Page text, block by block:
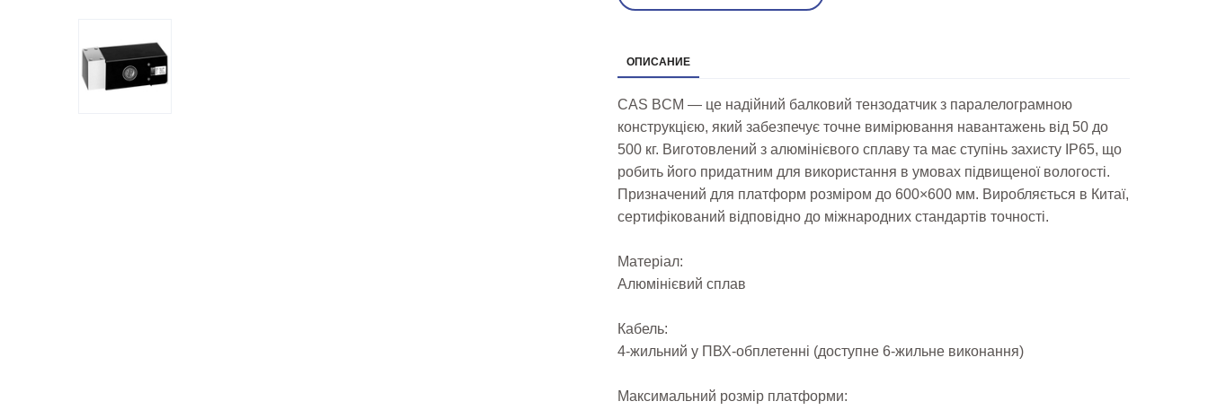
ОПИСАНИЕ
CAS BCM — це надійний балковий тензодатчик з паралелограмною
конструкцією, який забезпечує точне вимірювання навантажень від 50 до
500 кг. Виготовлений з алюмінієвого сплаву та має ступінь захисту IP65, що
робить його придатним для використання в умовах підвищеної вологості.
Призначений для платформ розміром до 600×600 мм. Виробляється в Китаї,
сертифікований відповідно до міжнародних стандартів точності.
Матеріал:
Алюмінієвий сплав
Кабель:
4-жильний у ПВХ-обплетенні (доступне 6-жильне виконання)
Максимальний розмір платформи: